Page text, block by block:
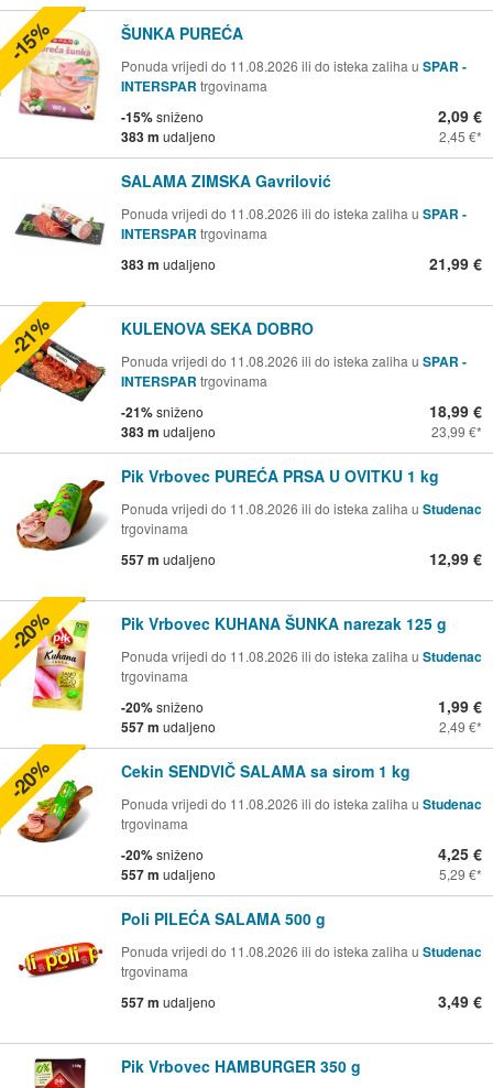
ŠUNKA PUREĆA
Ponuda vrijedi do 11.08.2026 ili do isteka zaliha u SPAR -
INTERSPAR trgovinama
-15%sniženo
383 m udaljeno
2,09 €
2,45 €
-15%
SALAMA ZIMSKA Gavrilović
Ponuda vrijedi do 11.08.2026 ili do isteka zaliha u SPAR -
INTERSPAR trgovinama
383 m udaljeno 21,99 €
KULENOVA SEKA DOBRO
Ponuda vrijedi do 11.08.2026 ili do isteka zaliha u SPAR -
INTERSPAR trgovinama
-21%sniženo
383 m udaljeno
18,99 €
23,99 €
-21%
Pik Vrbovec PUREĆA PRSA U OVITKU 1 kg
Ponuda vrijedi do 11.08.2026 ili do isteka zaliha u Studenac
trgovinama
557 m udaljeno 12,99 €
Pik Vrbovec KUHANA ŠUNKA narezak 125 g
Ponuda vrijedi do 11.08.2026 ili do isteka zaliha u Studenac
trgovinama
-20%sniženo
557 m udaljeno
1,99 €
2,49 €
-20%
Cekin SENDVIČ SALAMA sa sirom 1 kg
Ponuda vrijedi do 11.08.2026 ili do isteka zaliha u Studenac
trgovinama
-20%sniženo
557 m udaljeno
4,25 €
5,29 €
-20%
Poli PILEĆA SALAMA 500 g
Ponuda vrijedi do 11.08.2026 ili do isteka zaliha u Studenac
trgovinama
557 m udaljeno 3,49 €
Pik Vrbovec HAMBURGER 350 g